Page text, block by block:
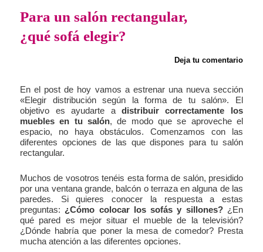
Para un salón rectangular,
¿qué sofá elegir?
Deja tu comentario
En el post de hoy vamos a estrenar una nueva sección
«Elegir distribución según la forma de tu salón». El
objetivo es ayudarte a distribuir correctamente los
muebles en tu salón, de modo que se aproveche el
espacio, no haya obstáculos. Comenzamos con las
diferentes opciones de las que dispones para tu salón
rectangular.
Muchos de vosotros tenéis esta forma de salón, presidido
por una ventana grande, balcón o terraza en alguna de las
paredes. Si quieres conocer la respuesta a estas
preguntas: ¿Cómo colocar los sofás y sillones?¿En
qué pared es mejor situar el mueble de la televisión?
¿Dónde habría que poner la mesa de comedor? Presta
mucha atención a las diferentes opciones.